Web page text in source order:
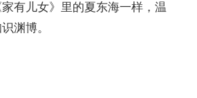
儿女》里的夏东海一样，温
渊博。